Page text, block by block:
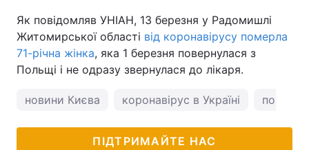
Як повідомляв УНІАН, 13 березня у Радомишлі
Житомирської області від коронавірусу померла
71-річна жінка, яка 1 березня повернулася з
Польщі і не одразу звернулася до лікаря.
новини Києва коронавірус в Україні погода
ПІДТРИМАЙТЕ НАС